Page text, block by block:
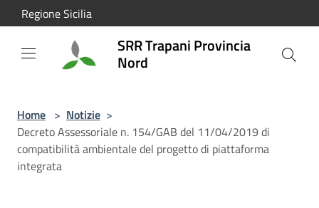
Salta al contenuto principale
Regione Sicilia
SRR Trapani Provincia
Nord
Home > Notizie >
Decreto Assessoriale n. 154/GAB del 11/04/2019 di
compatibilità ambientale del progetto di piattaforma
integrata